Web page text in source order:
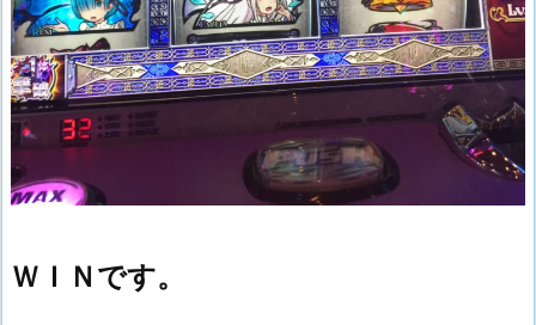
ＷＩＮです。